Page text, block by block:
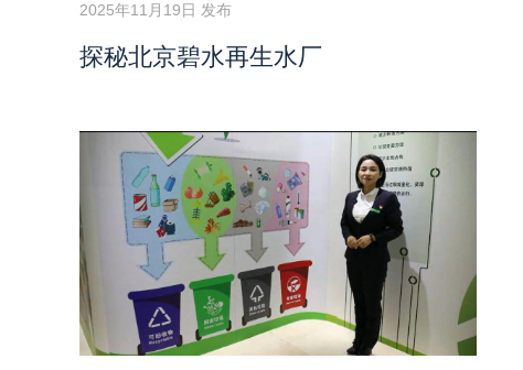
2025年11月19日 发布
探秘北京碧水再生水厂